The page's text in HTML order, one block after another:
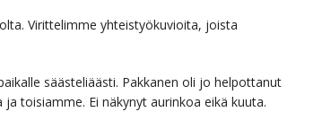
Virittelimme yhteistyökuvioita, joista
säästeliäästi. Pakkanen oli jo helpottanut
toisiamme. Ei näkynyt aurinkoa eikä kuuta.